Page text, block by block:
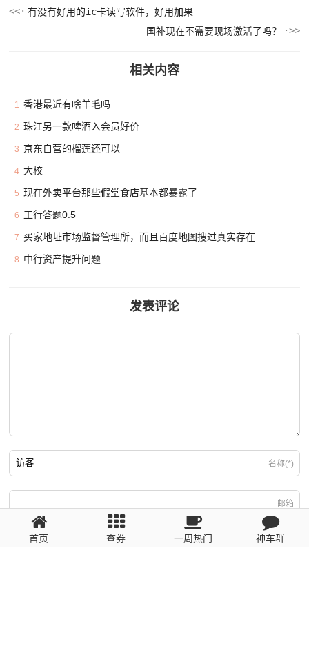
有没有好用的ic卡读写软件，好用加果
国补现在不需要现场激活了吗？
相关内容
1 香港最近有啥羊毛吗
2 珠江另一款啤酒入会员好价
3 京东自营的榴莲还可以
4 大校
5 现在外卖平台那些假堂食店基本都暴露了
6 工行答题0.5
7 买家地址市场监督管理所，而且百度地图搜过真实存在
8 中行资产提升问题
发表评论
名称(*)
邮箱
回复需填写必要信息
首页 查券 一周热门 神车群